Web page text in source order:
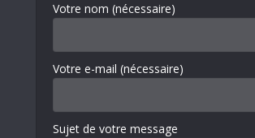
Votre nom (nécessaire)
Votre e-mail (nécessaire)
Sujet de votre message